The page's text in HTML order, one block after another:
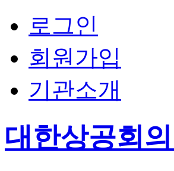
로그인
회원가입
기관소개
대한상공회